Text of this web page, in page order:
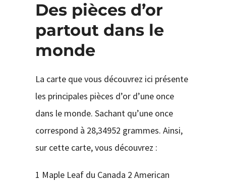
Des pièces d’or
partout dans le
monde
La carte que vous découvrez ici présente
les principales pièces d’or d’une once
dans le monde. Sachant qu’une once
correspond à 28,34952 grammes. Ainsi,
sur cette carte, vous découvrez :
1 Maple Leaf du Canada 2 American